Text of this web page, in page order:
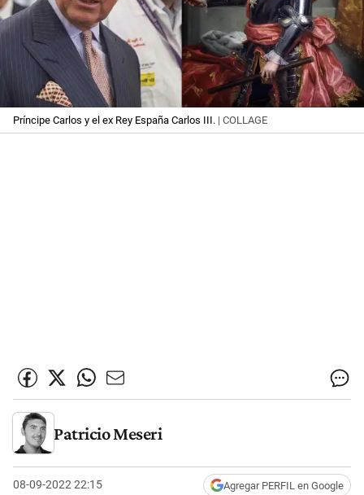
Príncipe Carlos y el ex Rey España Carlos III. | COLLAGE
Patricio Meseri
08-09-2022 22:15 Agregar PERFIL en Google